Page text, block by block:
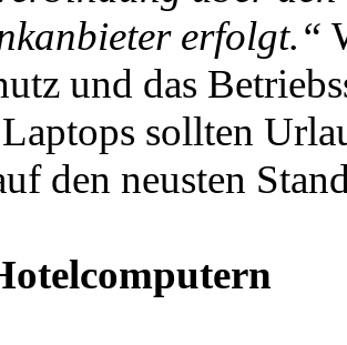
erfolgt.“
und das
sollten
den neusten